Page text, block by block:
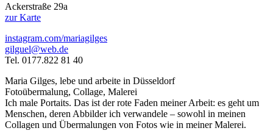
Ackerstraße 29a
zur Karte
instagram.com/mariagilges
gilguel@web.de
Tel. 0177.822 81 40
Maria Gilges, lebe und arbeite in Düsseldorf
Fotoübermalung, Collage, Malerei
Ich male Portaits. Das ist der rote Faden meiner Arbeit: es geht um
Menschen, deren Abbilder ich verwandele – sowohl in meinen
Collagen und Übermalungen von Fotos wie in meiner Malerei.